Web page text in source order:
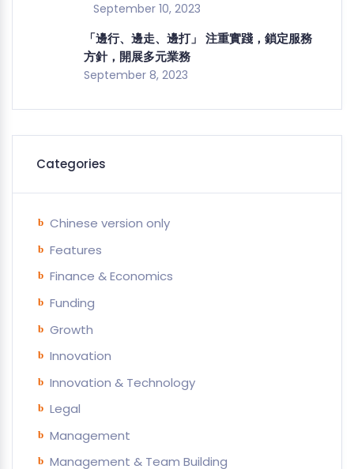
September 10, 2023
「邊行、邊走、邊打」 注重實踐，鎖定服務
方針，開展多元業務
September 8, 2023
Categories
Chinese version only
Features
Finance & Economics
Funding
Growth
Innovation
Innovation & Technology
Legal
Management
Management & Team Building